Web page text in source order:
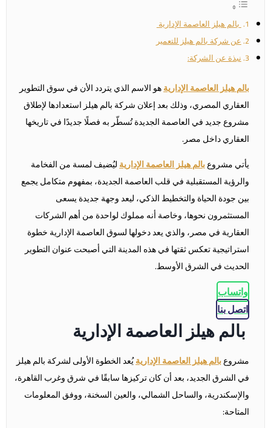
بالم هيلز العاصمة الإدارية
عن شركة بالم هيلز للتعمير
نبذة عن الشركة:
بالم هيلز العاصمة الإداريةهو الاسم الذي يتردد الأن في سوق التطوير
العقاري المصري، وذلك بعد إعلان شركة بالم هيلز استعدادها لإطلاق
مشروع جديد في العاصمة الجديدة تُسطّر به فصلًا جديدًا في تاريخها
العقاري داخل مصر.
يأتي مشروعبالم هيلز العاصمة الإداريةليُضيف لمسة من الفخامة
والرؤية المستقبلية في قلب العاصمة الجديدة، بمفهوم متكامل يجمع
بين جودة الحياة والتخطيط الذكي، ليعد وجهة جديدة يسعى
المستثمرون نحوها، وخاصة أنه مملوك لواحدة من أهم الشركات
العقارية في مصر، والذي يعد دخولها لسوق العاصمة الإدارية خطوة
استراتيجية تعكس ثقتها في هذه المدينة التي أصبحت عنوان التطوير
الحديث في الشرق الأوسط.
واتساب
اتصل بنا
بالم هيلز العاصمة الإدارية
مشروعبالم هيلز العاصمة الإداريةيُعد الخطوة الأولى لشركة بالم هيلز
في الشرق الجديد، بعد أن كان تركيزها سابقًا في شرق وغرب القاهرة،
والإسكندرية، والساحل الشمالي، والعين السخنة، ووفق المعلومات
المتاحة: